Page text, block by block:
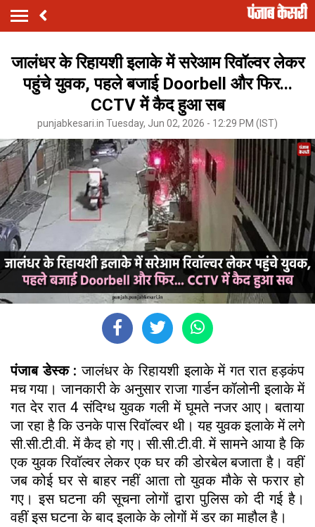
जालंधर के रिहायशी इलाके में सरेआम रिवॉल्वर लेकर
पहुंचे युवक, पहले बजाई Doorbell और फिर...
CCTV में कैद हुआ सब
punjabkesari.in Tuesday, Jun 02, 2026 - 12:29 PM (IST)
पंजाब डेस्क :जालंधर के रिहायशी इलाके में गत रात हड़कंप
मच गया। जानकारी के अनुसार राजा गार्डन कॉलोनी इलाके में
गत देर रात 4 संदिग्ध युवक गली में घूमते नजर आए। बताया
जा रहा है कि उनके पास रिवॉल्वर थी। यह युवक इलाके में लगे
सी.सी.टी.वी. में कैद हो गए। सी.सी.टी.वी. में सामने आया है कि
एक युवक रिवॉल्वर लेकर एक घर की डोरबेल बजाता है। वहीं
जब कोई घर से बाहर नहीं आता तो युवक मौके से फरार हो
गए। इस घटना की सूचना लोगों द्वारा पुलिस को दी गई है।
वहीं इस घटना के बाद इलाके के लोगों में डर का माहौल है।